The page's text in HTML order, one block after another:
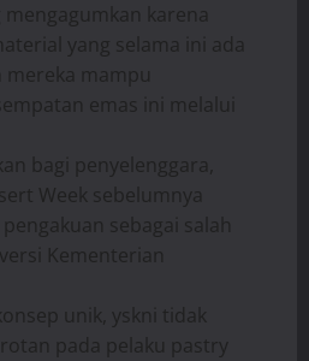
karena
yang selama ini ada
mereka mampu
emas ini melalui
bagi penyelenggara,
Week sebelumnya
sebagai salah
Kementerian
unik, yskni tidak
pada pelaku pastry